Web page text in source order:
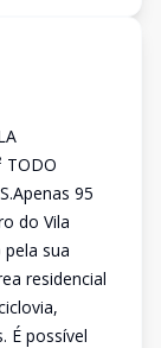
TODO
95
do Vila
pela sua
residencial
É possível